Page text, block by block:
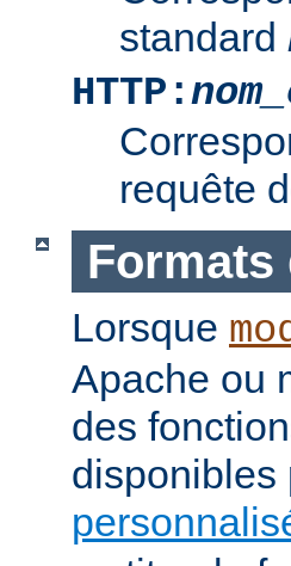
standard
HTTP:
requête
Formats
Lorsque
Apache ou
des
disponibles